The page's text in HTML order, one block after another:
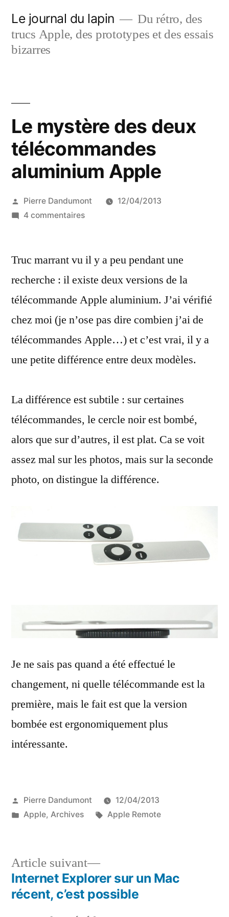
contenu
Le journal du lapin
Du rétro, des
trucs Apple, des prototypes et des essais
bizarres
Le mystère des deux
télécommandes
aluminium Apple
Publié
par
Pierre Dandumont
12/04/2013
4 commentairessur
des
télécommandes
aluminium
Truc marrant vu il y a peu pendant une
recherche : il existe deux versions de la
télécommande Apple aluminium. J’ai vérifié
chez moi (je n’ose pas dire combien j’ai de
télécommandes Apple…) et c’est vrai, il y a
une petite différence entre deux modèles.
La différence est subtile : sur certaines
télécommandes, le cercle noir est bombé,
alors que sur d’autres, il est plat. Ca se voit
assez mal sur les photos, mais sur la seconde
photo, on distingue la différence.
Je ne sais pas quand a été effectué le
changement, ni quelle télécommande est la
première, mais le fait est que la version
bombée est ergonomiquement plus
intéressante.
Publié
par
Pierre Dandumont
12/04/2013
Publié
Apple, Archives Étiquettes :
Apple Remote
Navigation
Article suivant
Article
suivant :
Internet Explorer sur un Mac
récent, c’est possible